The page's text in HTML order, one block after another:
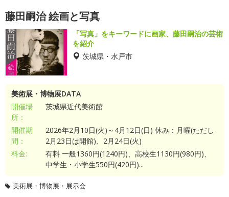
藤田嗣治 絵画と写真
「写真」をキーワードに画家、藤田嗣治の芸術
を紹介
茨城県・水戸市
美術展・博物展DATA
開催場
所：
茨城県近代美術館
開催期
間：
2026年2月10日(火)～4月12日(日) 休み：月曜(ただし
2月23日は開館)、2月24日(火)
料金:
有料 一般1360円(1240円)、高校生1130円(980円)、
中学生・小学生550円(420円)...
美術展・博物展・展示会